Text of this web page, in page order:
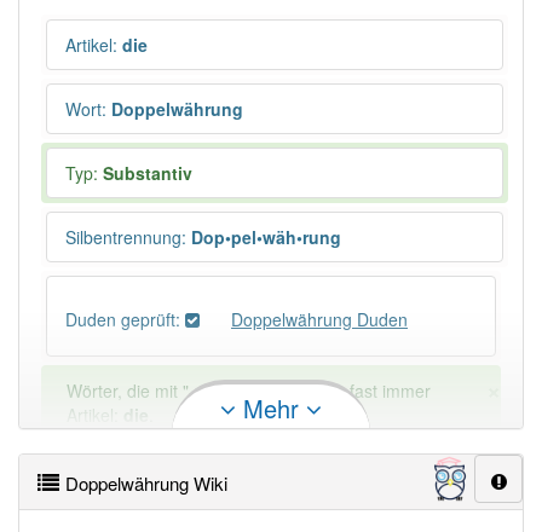
Artikel: die
Wort: Doppelwährung
Typ: Substantiv
Silbentrennung: Dop•pel•wäh•rung
Duden geprüft: Doppelwährung Duden
Wörter, die mit "-ung" enden, haben fast immer
Artikel:
die
DER: Ausnahmen
Beispiele
Mehr
Doppelwährung Wiki